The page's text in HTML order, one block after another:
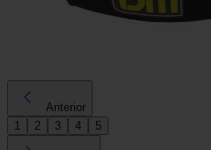
Anterior
1
2 3 4 5